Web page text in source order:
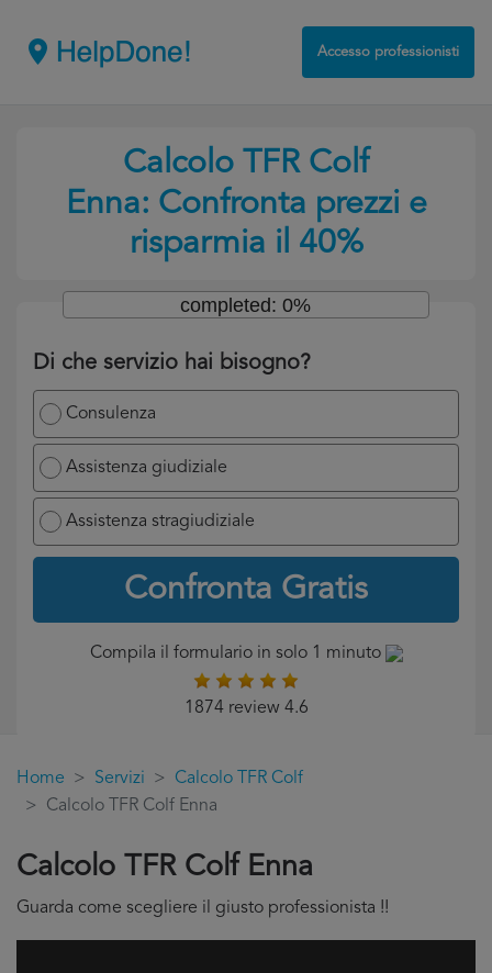
Accesso professionisti
Calcolo TFR Colf
Enna: Confronta prezzi e
risparmia il 40%
Di che servizio hai bisogno?
Consulenza
Assistenza giudiziale
Assistenza stragiudiziale
Confronta Gratis
completed: 0%
Compila il formulario in solo 1 minuto
1874 review 4.6
Home Servizi
Calcolo TFR Colf
Calcolo TFR Colf Enna
Calcolo TFR Colf Enna
Guarda come scegliere il giusto professionista !!